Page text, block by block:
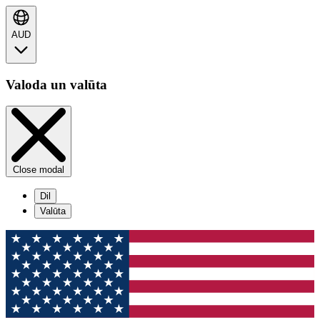
AUD
Valoda un valūta
Close modal
Dil
Valūta